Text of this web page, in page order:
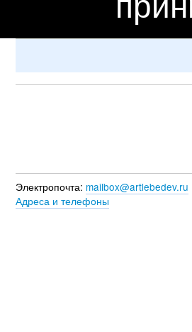
Электропочта: mailbox@artlebedev.ru
Адреса и телефоны